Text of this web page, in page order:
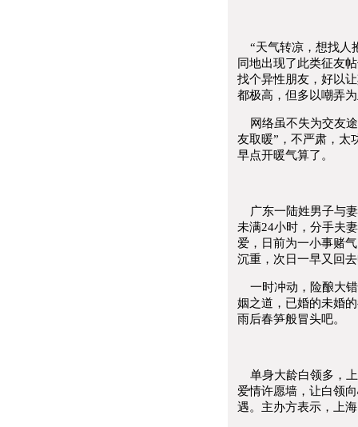
“天气转凉，想找人
同地出现了此类征友
找个异性朋友，好以
都极高，但多以嘲弄
网络虽不失为交友途
友取暖”，不严肃，太
早点开暖气算了。
广东一陆姓男子与妻
未满24小时，分手夫
爱，日前为一小事赌
沉重，次日一早又回
一时冲动，险酿大错
姻之道，已婚的未婚
雨后春笋般冒头吧。
单身大龄白领多，上
爱情许愿墙，让白领
遇。主办方表示，上